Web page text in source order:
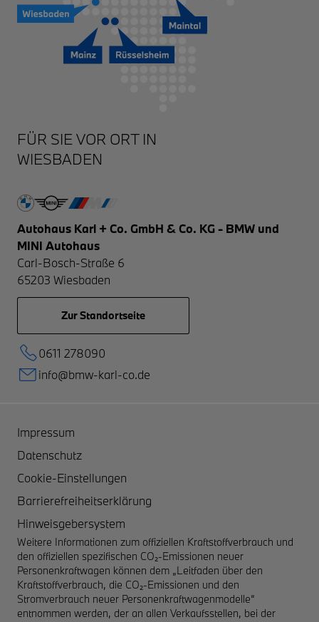
WIESBADEN
Autohaus Karl + Co. GmbH & Co. KG - BMW und
MINI Autohaus
Carl-Bosch-Straße 6
65203 Wiesbaden
Zur Standortseite
0611 278090
info@bmw-karl-co.de
Impressum
Datenschutz
Cookie-Einstellungen
Barrierefreiheitserklärung
Hinweisgebersystem
Weitere Informationen zum offiziellen Kraftstoffverbrauch und
den offiziellen spezifischen CO₂-Emissionen neuer
Personenkraftwagen können dem „Leitfaden über den
Kraftstoffverbrauch, die CO₂-Emissionen und den
Stromverbrauch neuer Personenkraftwagenmodelle“
entnommen werden, der an allen Verkaufsstellen, bei der